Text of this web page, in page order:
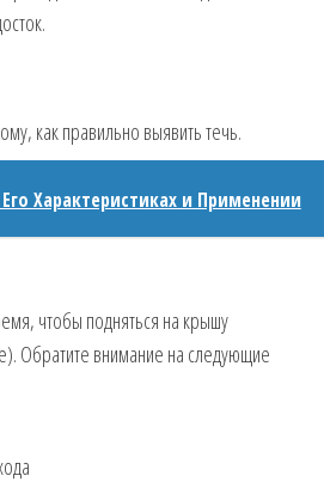
как правильно выявить течь.
Характеристиках и Применении
чтобы подняться на крышу
Обратите внимание на следующие